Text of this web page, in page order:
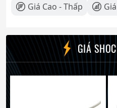
Giá Cao - Thấp
GIÁ